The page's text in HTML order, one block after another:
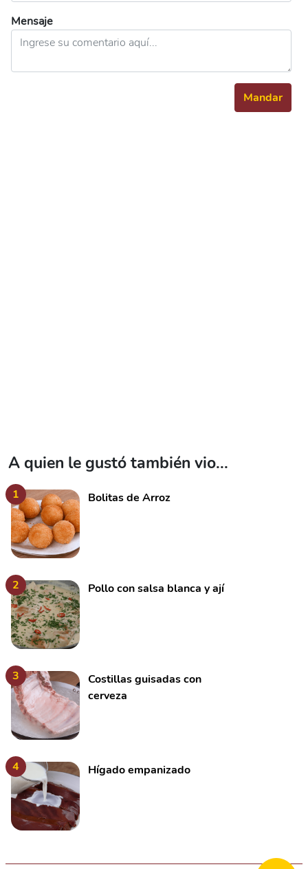
Mensaje
Mandar
A quien le gustó también vio...
1 Bolitas de Arroz
2 Pollo con salsa blanca y ají
3
Costillas guisadas con
cerveza
4 Hígado empanizado